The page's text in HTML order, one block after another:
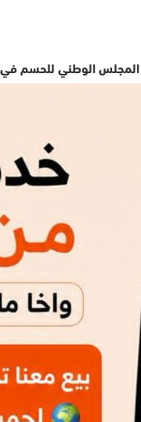
الوطني للحسم في